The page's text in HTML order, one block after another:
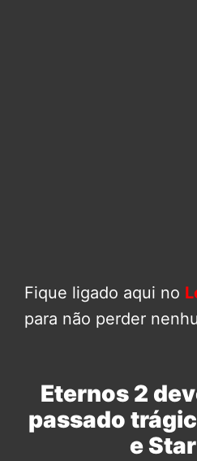
Fique ligado aqui no
para não perder
Eternos 2
passado
e